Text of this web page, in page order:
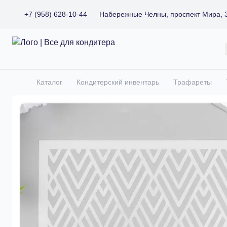
+7 (958) 628-10-44 Набережные Челны, проспект Мира,
Все для кондитера
Главная
Каталог Кондитерский инвентарь Трафареты